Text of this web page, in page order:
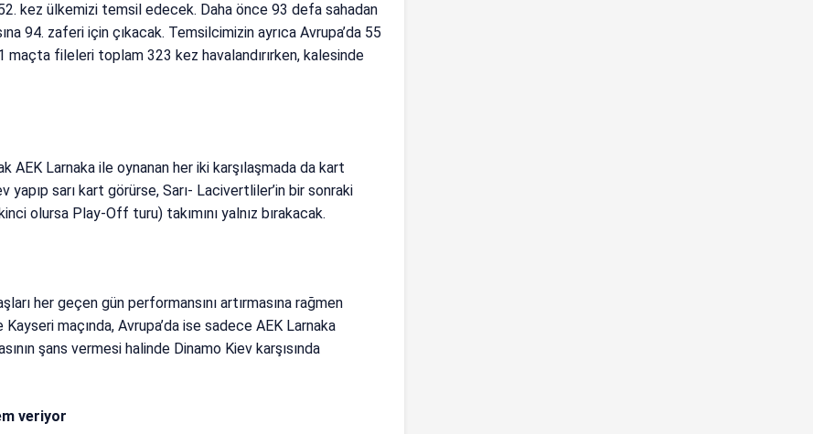
kez ülkemizi temsil edecek. Daha önce 93 defa sahadan
94. zaferi için çıkacak. Temsilcimizin ayrıca Avrupa’da 55
maçta fileleri toplam 323 kez havalandırırken, kalesinde
AEK Larnaka ile oynanan her iki karşılaşmada da kart
yapıp sarı kart görürse, Sarı- Lacivertliler’in bir sonraki
olursa Play-Off turu) takımını yalnız bırakacak.
her geçen gün performansını artırmasına rağmen
maçında, Avrupa’da ise sadece AEK Larnaka
şans vermesi halinde Dinamo Kiev karşısında
veriyor